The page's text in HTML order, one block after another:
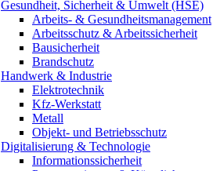
Gesundheit, Sicherheit & Umwelt (HSE)
Arbeits- & Gesundheitsmanagement
Arbeitsschutz & Arbeitssicherheit
Bausicherheit
Brandschutz
Handwerk & Industrie
Elektrotechnik
Kfz-Werkstatt
Metall
Objekt- und Betriebsschutz
Digitalisierung & Technologie
Informationssicherheit